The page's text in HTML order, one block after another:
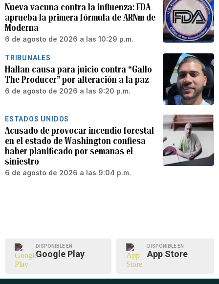
Nueva vacuna contra la influenza: FDA
aprueba la primera fórmula de ARNm de
Moderna
6 de agosto de 2026 a las 10:29 p.m.
TRIBUNALES
Hallan causa para juicio contra “Gallo
The Producer” por alteración a la paz
6 de agosto de 2026 a las 9:20 p.m.
ESTADOS UNIDOS
Acusado de provocar incendio forestal
en el estado de Washington confiesa
haber planificado por semanas el
siniestro
6 de agosto de 2026 a las 9:04 p.m.
DISPONIBLE EN
Google Play
DISPONIBLE EN
App Store